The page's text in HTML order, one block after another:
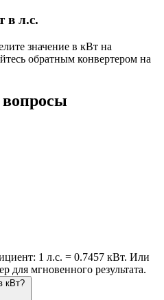
в л.с.
значение в кВт на
обратным конвертером на
1 л.с. = 0.7457 кВт. Или
для мгновенного результата.
кВт?